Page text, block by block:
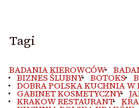
Tagi
BADANIA KIEROWCÓW
BIZNES ŚLUBNY BOTOKS
DOBRA POLSKA KUCHNIA W
GABINET KOSMETYCZNY
KRAKOW RESTAURANT